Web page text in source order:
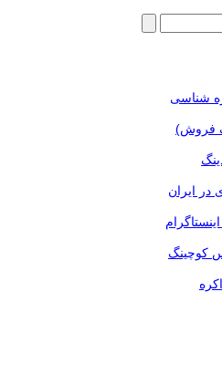
شناسی
ایران
کوچینگ